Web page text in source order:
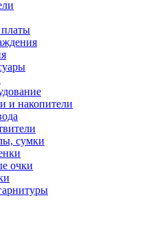
и накопители
сумки
очки